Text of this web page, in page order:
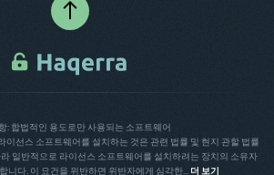
: 합법적인 용도로만 사용되는 소프트웨어
이선스 소프트웨어를 설치하는 것은 관련 법률 및 현지 관할 법률
일반적으로 라이선스 소프트웨어를 설치하려는 장치의 소유자
니다. 이 요건을 위반하면 위반자에게 심각한...
더 보기